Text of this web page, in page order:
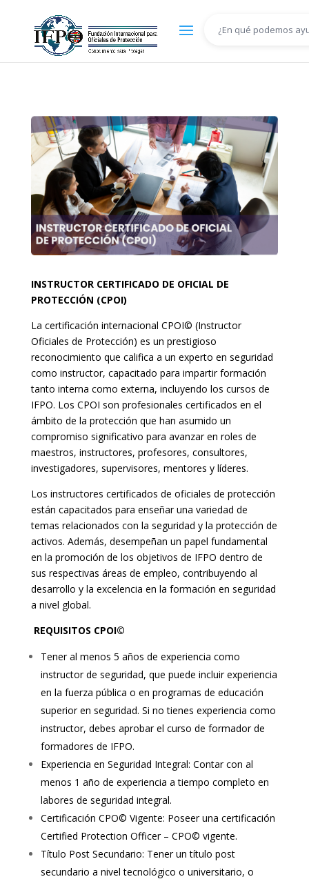
INSTRUCTOR CERTIFICADO DE OFICIAL DE
PROTECCIÓN (CPOI)
La certificación internacional CPOI© (Instructor
Oficiales de Protección) es un prestigioso
reconocimiento que califica a un experto en seguridad
como instructor, capacitado para impartir formación
tanto interna como externa, incluyendo los cursos de
IFPO. Los CPOI son profesionales certificados en el
ámbito de la protección que han asumido un
compromiso significativo para avanzar en roles de
maestros, instructores, profesores, consultores,
investigadores, supervisores, mentores y líderes.
Los instructores certificados de oficiales de protección
están capacitados para enseñar una variedad de
temas relacionados con la seguridad y la protección de
activos. Además, desempeñan un papel fundamental
en la promoción de los objetivos de IFPO dentro de
sus respectivas áreas de empleo, contribuyendo al
desarrollo y la excelencia en la formación en seguridad
a nivel global.
REQUISITOS CPOI©
Tener al menos 5 años de experiencia como
instructor de seguridad, que puede incluir experiencia
en la fuerza pública o en programas de educación
superior en seguridad. Si no tienes experiencia como
instructor, debes aprobar el curso de formador de
formadores de IFPO.
Experiencia en Seguridad Integral: Contar con al
menos 1 año de experiencia a tiempo completo en
labores de seguridad integral.
Certificación CPO© Vigente: Poseer una certificación
Certified Protection Officer – CPO© vigente.
Título Post Secundario: Tener un título post
secundario a nivel tecnológico o universitario, o